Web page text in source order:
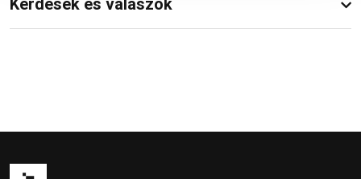
Kérdések és válaszok